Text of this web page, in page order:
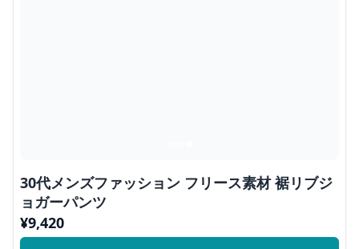
30代メンズファッション フリース素材 裾リブジ
ョガーパンツ
¥9,420